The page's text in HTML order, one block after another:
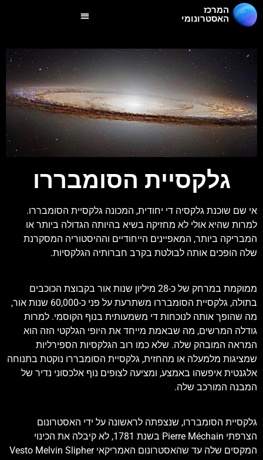
המרכז
האסטרונומי
גלקסיית הסומבררו
אי שם שוכנת גלקסיה די יחודית, המכונה גלקסיית הסומבררו.
למרות שהיא אולי לא מחזיקה בשיא בהיותה הגדולה ביותר או
המבריקה ביותר, המאפיינים הייחודיים וההיסטוריה המסקרנת
שלה הופכים אותה לבולטת בקרב חברותיה הגלקסיות.
ממוקמת במרחק של כ-28 מיליון שנות אור בקבוצת הכוכבים
בתולה, גלקסיית הסומבררו משתרעת על פני כ-60,000 שנות אור,
מה שהופך אותה לנוכחות די משמעותית בנוף הקוסמי. למרות
גודלה המרשים, מה שבאמת מייחד את היופי הגלקטי הזה הוא
המראה המובהק שלה. שלא כמו רוב הגלקסיות הספירליות
שמציגות מלמעלה או מהחזית, גלקסיית הסומבררו נוקטת בתנוחה
אלגנטית איפשהו באמצע, ומציעה לצופים נוף אלכסוני נדיר של
המבנה המורכב שלה.
גלקסיית הסומבררו, שנצפתה לראשונה על ידי האסטרונום
הצרפתי Pierre Méchain בשנת 1781, לא קיבלה את הכינוי
המקסים שלה עד שהאסטרונום האמריקאי Vesto Melvin Slipher